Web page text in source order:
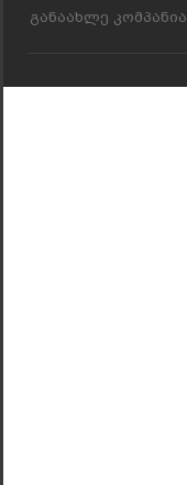
განაახლე კომპანია